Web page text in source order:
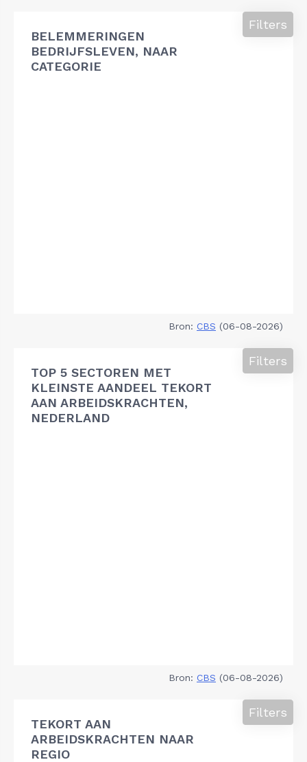
BELEMMERINGEN
BEDRIJFSLEVEN, NAAR
CATEGORIE
Filters
Bron: CBS (06-08-2026)
TOP 5 SECTOREN MET
KLEINSTE AANDEEL TEKORT
AAN ARBEIDSKRACHTEN,
NEDERLAND
Filters
Bron: CBS (06-08-2026)
TEKORT AAN
ARBEIDSKRACHTEN NAAR
REGIO
Filters